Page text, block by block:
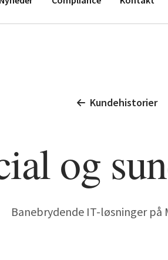
Kundehistorier
og
Banebrydende IT-løsninger på